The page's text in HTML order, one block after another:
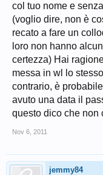
col tuo nome e
(voglio dire, non è
recato a fare un
loro non hanno
certezza) Hai
messa in wl lo
contrario, è
avuto una data il
questo dico che non
Nov 6, 2011
jemmy84